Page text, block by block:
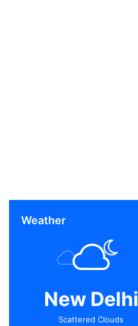
Weather
New Delhi
Scattered Clouds